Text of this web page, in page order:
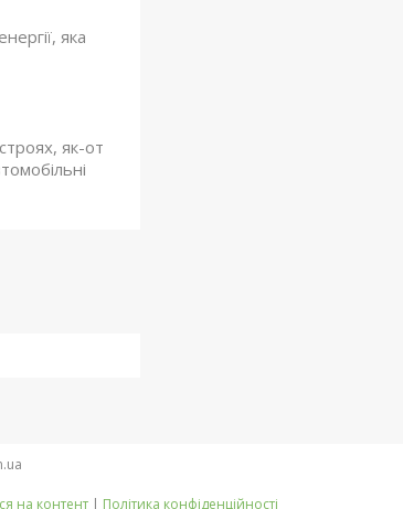
яка
як-от
на контент | Політика конфіденційності